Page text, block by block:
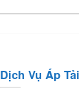
Dịch Vụ Áp